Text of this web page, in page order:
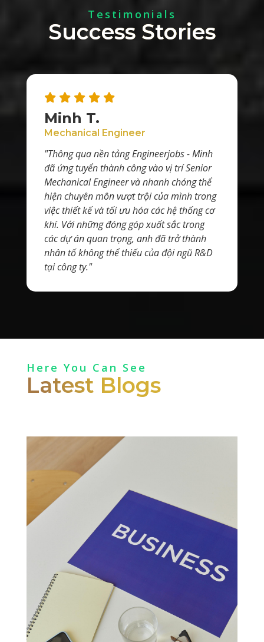
Testimonials
Success Stories
Minh T.
Mechanical Engineer
"Thông qua nền tảng Engineerjobs - Minh
đã ứng tuyển thành công vào vị trí Senior
Mechanical Engineer và nhanh chóng thể
hiện chuyên môn vượt trội của mình trong
việc thiết kế và tối ưu hóa các hệ thống cơ
khí. Với những đóng góp xuất sắc trong
các dự án quan trọng, anh đã trở thành
nhân tố không thể thiếu của đội ngũ R&D
tại công ty."
Here You Can See
Latest Blogs